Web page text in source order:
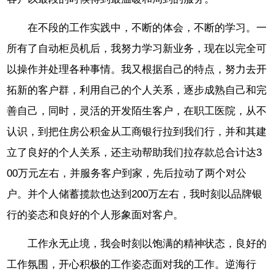
在不段的工作实践中，不断的体会，不断的学习。一
所有了自动柜员机后，我努力学习新业务，现在以完全可
以操作并处理各种事情。我又根据自己的特点，努力去开
拓新的客户群，利用自己的个人关系，逐步成熟自己和完
善自己，同时，灵活的开发陌生客户，在职工医院，从不
认识，到把住房公积金从工商银行拉到我们行，并和其建
立了良好的个人关系，还主动帮助我们拉存款总合计达3
00万元左右，并服务客户到家，先后拉动了两个对公
户。并个人储蓄揽款也达到200万左右，我时刻以品牌银
行的姿态和良好的个人形象面对客户。
工作永无止境，我会时刻以饱满的精神状态，良好的
工作氛围，开心积极的工作姿态面对我的工作。逆海行